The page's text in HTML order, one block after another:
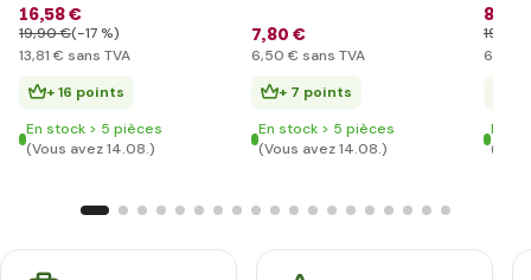
16,58 €
19,90 €(-17 %)
13,81 € sans TVA
+ 16 points
En stock > 5 pièces
(Vous avez 14.08.)
7,80 €
6,50 € sans TVA
+ 7 points
En stock > 5 pièces
(Vous avez 14.08.)
8
19
6
En